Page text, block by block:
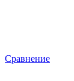
Сравнение